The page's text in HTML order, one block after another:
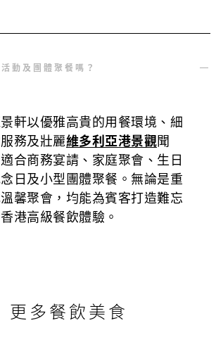
動及團體聚餐嗎？
軒以優雅高貴的用餐環境、細
務及壯麗維多利亞港景觀聞
合商務宴請、家庭聚會、生日
日及小型團體聚餐。無論是重
馨聚會，均能為賓客打造難忘
港高級餐飲體驗。
更多餐飲美食